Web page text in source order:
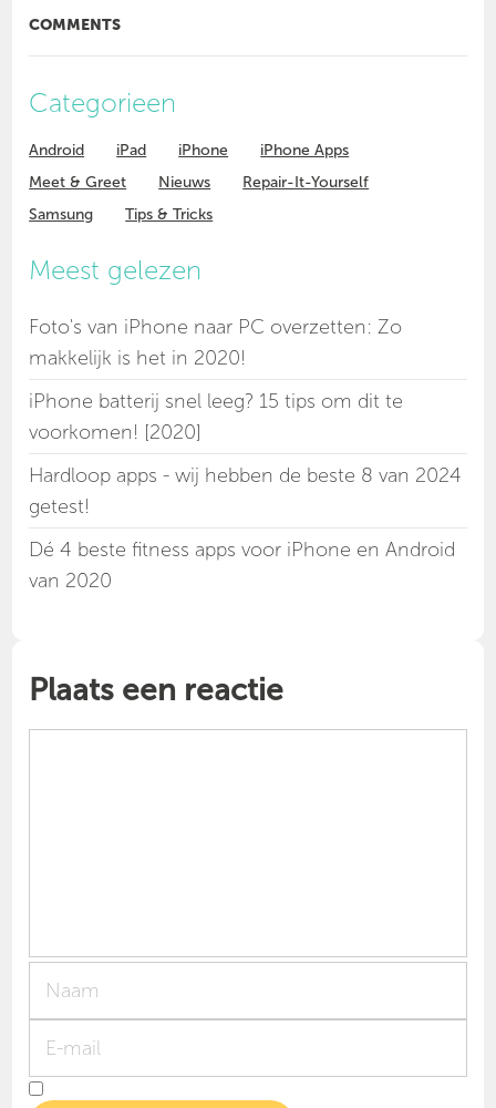
COMMENTS
Categorieen
Android iPad iPhone
iPhone Apps
Meet & Greet
Nieuws
Repair-It-Yourself
Samsung
Tips & Tricks
Meest gelezen
Foto's van iPhone naar PC overzetten: Zo
makkelijk is het in 2020!
iPhone batterij snel leeg? 15 tips om dit te
voorkomen! [2020]
Hardloop apps - wij hebben de beste 8 van 2024
getest!
Dé 4 beste fitness apps voor iPhone en Android
van 2020
Plaats een reactie